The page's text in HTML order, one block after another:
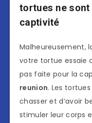
tortues ne
captivité
Malheureusement,
votre tortue essaie
pas faite pour la
reunion. Les
chasser et d’avoir
stimuler leur corps